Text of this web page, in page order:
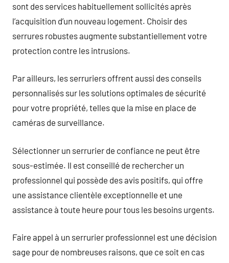
sont des services habituellement sollicités après
l’acquisition d’un nouveau logement. Choisir des
serrures robustes augmente substantiellement votre
protection contre les intrusions.
Par ailleurs, les serruriers offrent aussi des conseils
personnalisés sur les solutions optimales de sécurité
pour votre propriété, telles que la mise en place de
caméras de surveillance.
Sélectionner un serrurier de confiance ne peut être
sous-estimée. Il est conseillé de rechercher un
professionnel qui possède des avis positifs, qui offre
une assistance clientèle exceptionnelle et une
assistance à toute heure pour tous les besoins urgents.
Faire appel à un serrurier professionnel est une décision
sage pour de nombreuses raisons, que ce soit en cas